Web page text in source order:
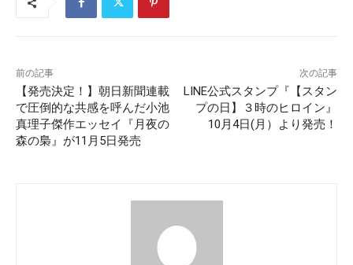
前の記事
【発売決定！】朝日新聞連載
で圧倒的な共感を呼んだ小池
真理子傑作エッセイ『月夜の
森の梟』が11月5日発売
次の記事
LINE公式スタンプ『【スタン
プの日】３時のヒロイン』
10月4日(月）より発売！